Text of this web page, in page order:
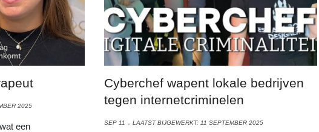
2025
een
Cyberchef wapent lokale bedrijven
tegen internetcriminelen
SEP 11 LAATST BIJGEWERKT: 11 SEPTEMBER 2025